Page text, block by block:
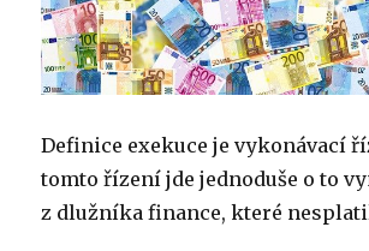
Definice exekuce je vykonávací
tomto řízení jde jednoduše o to
z dlužníka finance, které